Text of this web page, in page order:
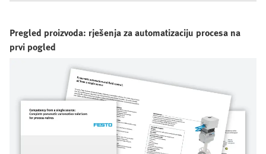
Pregled proizvoda: rješenja za automatizaciju procesa na
prvi pogled